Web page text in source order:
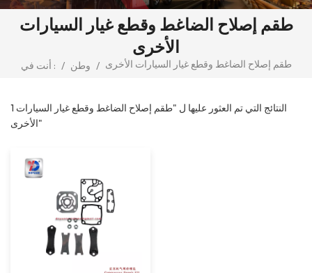
طقم إصلاح الضاغط وقطع غيار السيارات
الأخرى
أنت في : / وطن / طقم إصلاح الضاغط وقطع غيار السيارات الأخرى
1 النتائج التي تم العثور عليها ل "طقم إصلاح الضاغط وقطع غيار السيارات
الأخرى"